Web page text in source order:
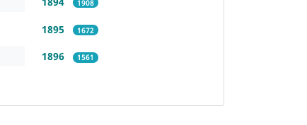
1908
1895 1672
1896 1561